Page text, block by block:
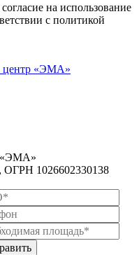
на использование
с политикой
«ЭМА»
1026602330138